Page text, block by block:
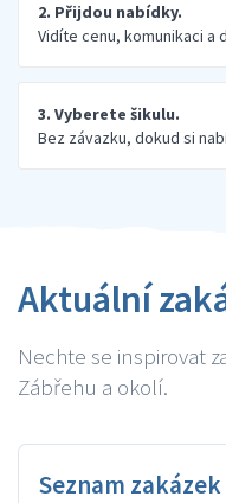
2. Přijdou nabídky.
Vidíte cenu, komunikaci a
3. Vyberete šikulu.
Bez závazku, dokud si
Aktuální
Nechte se inspirovat
Zábřehu a okolí.
Seznam zakázek